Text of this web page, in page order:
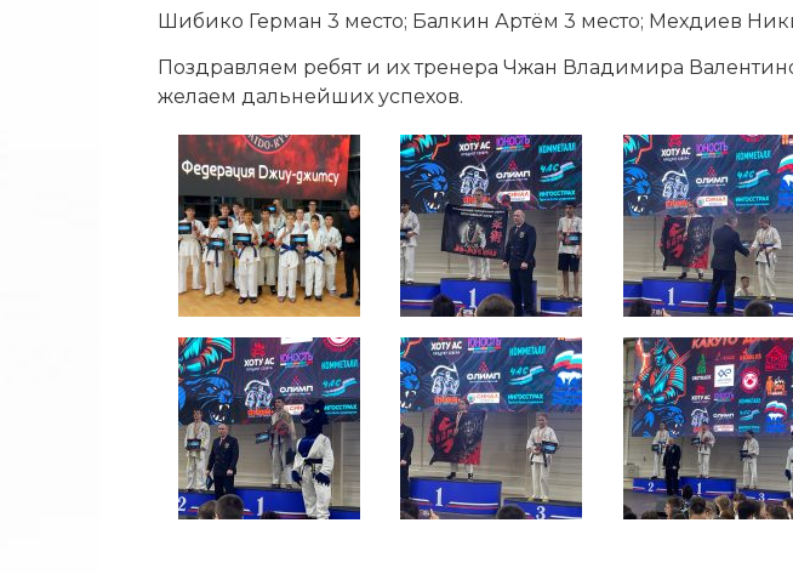
Шибико Герман 3 место; Балкин Артём 3 место; Мехдиев
Поздравляем ребят и их тренера Чжан Владимира
желаем дальнейших успехов.